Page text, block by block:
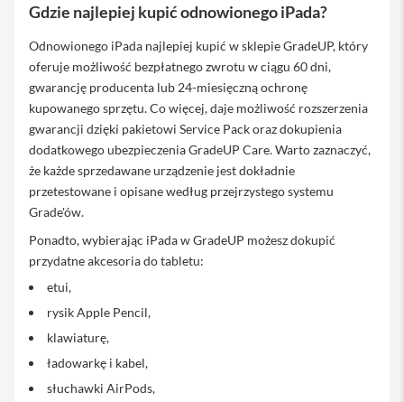
r
i
P
d
P
r
o
1
1
P
a
d
P
o
2
,
Gdzie najlepiej kupić odnowionego iPada?
Odnowionego iPada najlepiej kupić w sklepie GradeUP, który
oferuje możliwość bezpłatnego zwrotu w ciągu 60 dni ,
gwarancję producenta lub 24-miesięczną ochronę
kupowanego sprzętu. Co więcej, daje możliwość rozszerzenia
gwarancji dzięki pakietowi Service Pack oraz dokupienia
dodatkowego ubezpieczenia GradeUP Care. Warto zaznaczyć,
że każde sprzedawane urządzenie jest dokładnie
przetestowane i opisane według przejrzystego systemu
Grade'ów.
Ponadto, wybierając iPada w GradeUP możesz dokupić
przydatne akcesoria do tabletu:
etui,
rysik Apple Pencil,
klawiaturę,
ładowarkę i kabel,
słuchawki AirPods,